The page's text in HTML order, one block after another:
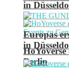
in
HoYoverse
Berlin
Europas
in